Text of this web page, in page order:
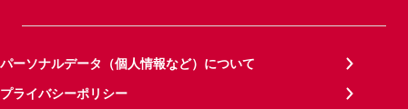
パーソナルデータ（個人情報など）について
プライバシーポリシー